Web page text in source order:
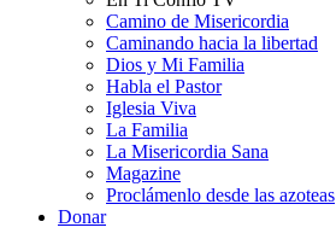
Camino de Misericordia
Caminando hacia la libertad
Dios y Mi Familia
Habla el Pastor
Iglesia Viva
La Familia
La Misericordia Sana
Magazine
Proclámenlo desde las azoteas
Donar